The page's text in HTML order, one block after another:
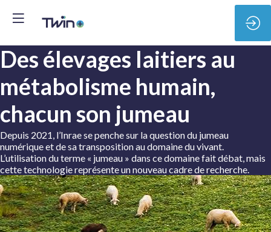
Des élevages laitiers au
métabolisme humain,
chacun son jumeau
Depuis 2021, l’Inrae se penche sur la question du jumeau
numérique et de sa transposition au domaine du vivant.
L’utilisation du terme « jumeau » dans ce domaine fait débat, mais
cette technologie représente un nouveau cadre de recherche.